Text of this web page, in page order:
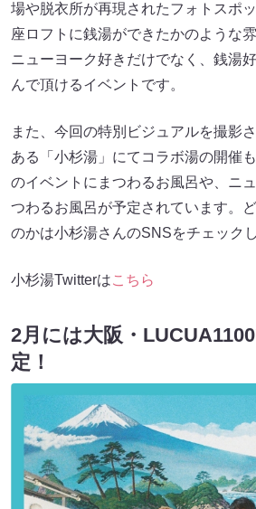
場や脱衣所が再現されたフォトスポ
座ロフトに銭湯ができたかのような
ニューヨーク好きだけでなく、銭湯
んで頂けるイベントです。
また、今回の特別ビジュアルを撮影
ある「小杉湯」にてコラボ湯の開催
のイベントにまつわるお風呂や、ニ
つわるお風呂が予定されています。
のかは小杉湯さんのSNSをチェック
小杉湯Twitterはこちら
2月には大阪・
定！